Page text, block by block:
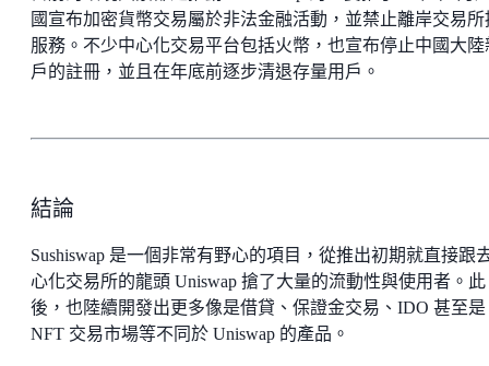
國宣布加密貨幣交易屬於非法金融活動，並禁止離岸交易所
服務。不少中心化交易平台包括火幣，也宣布停止中國大陸
戶的註冊，並且在年底前逐步清退存量用戶。
結論
Sushiswap 是一個非常有野心的項目，從推出初期就直接跟
心化交易所的龍頭 Uniswap 搶了大量的流動性與使用者。此
後，也陸續開發出更多像是借貸、保證金交易、IDO 甚至是
NFT 交易市場等不同於 Uniswap 的產品。